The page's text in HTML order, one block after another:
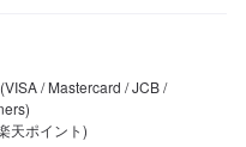
/ Mastercard / JCB /
天ポイント)